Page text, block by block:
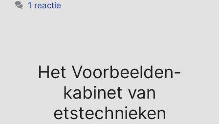
1 reactie
Het Voorbeelden-
kabinet van
etstechnieken